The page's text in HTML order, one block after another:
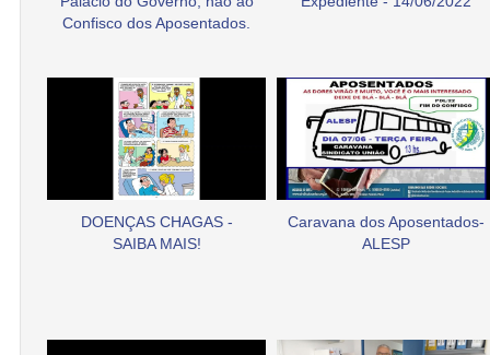
Confisco dos Aposentados.
DOENÇAS CHAGAS -
SAIBA MAIS!
Caravana dos Aposentados-
ALESP